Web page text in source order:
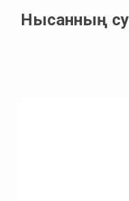
Нысанның